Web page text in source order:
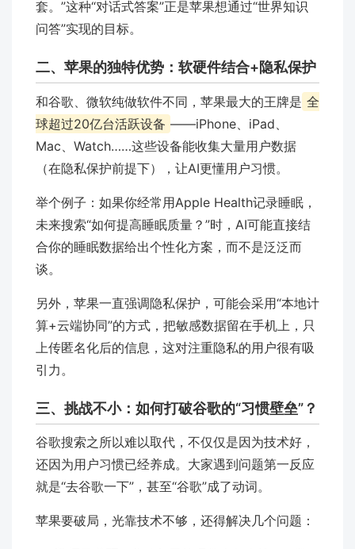
套。”这种“对话式答案”正是苹果想通过“世界知识
问答”实现的目标。
二、苹果的独特优势：软硬件结合+隐私保护
和谷歌、微软纯做软件不同，苹果最大的王牌是 全
球超过20亿台活跃设备 ——iPhone、iPad、
Mac、Watch……这些设备能收集大量用户数据
（在隐私保护前提下），让AI更懂用户习惯。
举个例子：如果你经常用Apple Health记录睡眠，
未来搜索“如何提高睡眠质量？”时，AI可能直接结
合你的睡眠数据给出个性化方案，而不是泛泛而
谈。
另外，苹果一直强调隐私保护，可能会采用“本地计
算+云端协同”的方式，把敏感数据留在手机上，只
上传匿名化后的信息，这对注重隐私的用户很有吸
引力。
三、挑战不小：如何打破谷歌的“习惯壁垒”？
谷歌搜索之所以难以取代，不仅仅是因为技术好，
还因为用户习惯已经养成。大家遇到问题第一反应
就是“去谷歌一下”，甚至“谷歌”成了动词。
苹果要破局，光靠技术不够，还得解决几个问题：